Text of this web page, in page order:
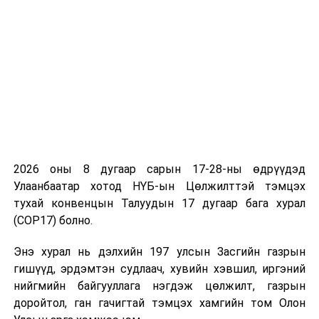
2026 оны 8 дугаар сарын 17-28-ны өдрүүдэд
Улаанбаатар хотод НҮБ-ын Цөлжилттэй тэмцэх
тухай конвенцын Талуудын 17 дугаар бага хурал
(COP17) болно.
Энэ хурал нь дэлхийн 197 улсын Засгийн газрын
гишүүд, эрдэмтэн судлаач, хувийн хэвшил, иргэний
нийгмийн байгууллага нэгдэж цөлжилт, газрын
доройтол, ган гачигтай тэмцэх хамгийн том Олон